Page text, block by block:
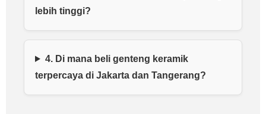
lebih tinggi?
4. Di mana beli genteng keramik
terpercaya di Jakarta dan Tangerang?